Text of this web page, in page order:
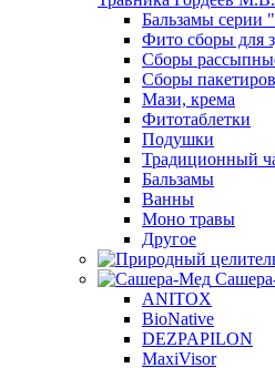
Бальзамы
Фито сборы для
Сборы
Сборы
Мази, крема
Фитотаблетки
Подушки
Традиционный
Бальзамы
Ванны
Моно травы
Другое
ANITOX
BioNative
DEZPAPILON
MaxiVisor